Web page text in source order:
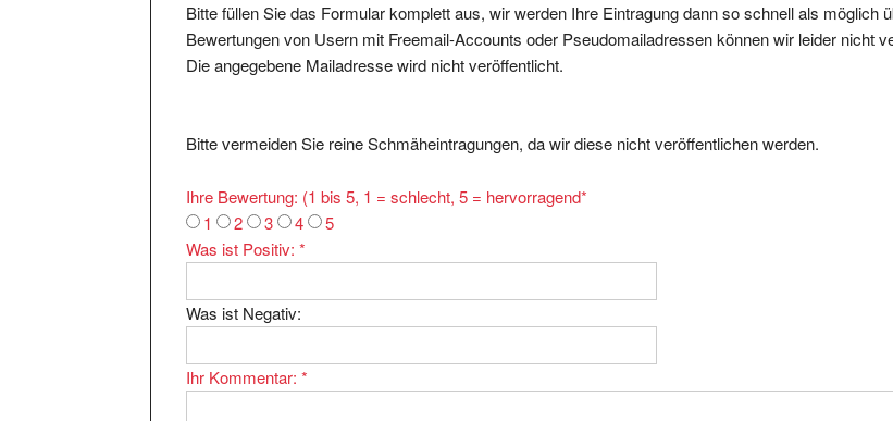
Bitte füllen Sie das Formular komplett aus, wir werden Ihre Eintragung dann so schnell als möglich
Bewertungen von Usern mit Freemail-Accounts oder Pseudomailadressen können wir leider nicht
Die angegebene Mailadresse wird nicht veröffentlicht.
Bitte vermeiden Sie reine Schmäheintragungen, da wir diese nicht veröffentlichen werden.
Ihre Bewertung: (1 bis 5, 1 = schlecht, 5 = hervorragend*
1
2 3 4
5
Was ist Positiv:*
Was ist Negativ:
Ihr Kommentar:*